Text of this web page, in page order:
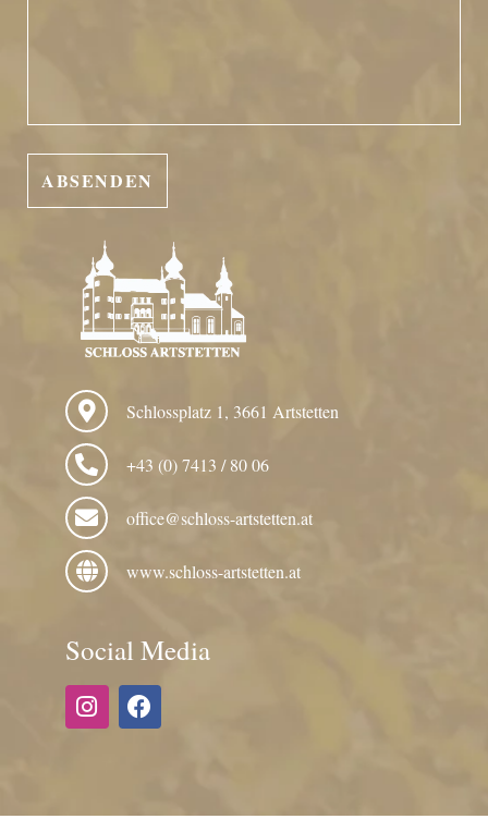
Schlossplatz 1, 3661 Artstetten
+43 (0) 7413 / 80 06
office@schloss-artstetten.at
www.schloss-artstetten.at
Social Media